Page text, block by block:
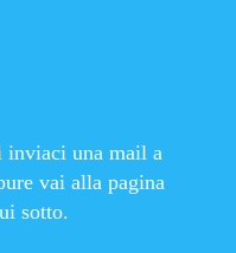
inviaci una mail a
vai alla pagina
sotto.